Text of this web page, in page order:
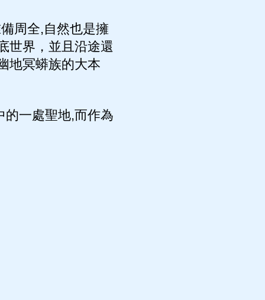
周全,自然也是擁
世界，並且沿途還
地冥蟒族的大本
一處聖地,而作為